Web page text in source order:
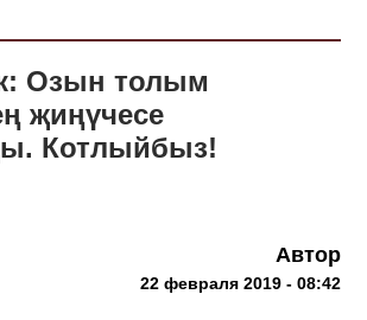
Озын толым
җиңүчесе
Котлыйбыз!
Автор
22 февраля 2019 - 08:42